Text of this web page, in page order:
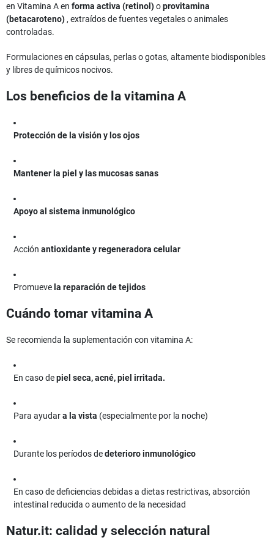
en Vitamina A en forma activa (retinol)oprovitamina
(betacaroteno) , extraídos de fuentes vegetales o animales
controladas.
Formulaciones en cápsulas, perlas o gotas, altamente biodisponibles
y libres de químicos nocivos.
Los beneficios de la vitamina A
Protección de la visión y los ojos
Mantener la piel y las mucosas sanas
Apoyo al sistema inmunológico
Acción antioxidante y regeneradora celular
Promueve la reparación de tejidos
Cuándo tomar vitamina A
Se recomienda la suplementación con vitamina A:
En caso depiel seca, acné, piel irritada.
Para ayudara la vista (especialmente por la noche)
Durante los períodos dedeterioro inmunológico
En caso de deficiencias debidas a dietas restrictivas, absorción
intestinal reducida o aumento de la necesidad
Natur.it: calidad y selección natural